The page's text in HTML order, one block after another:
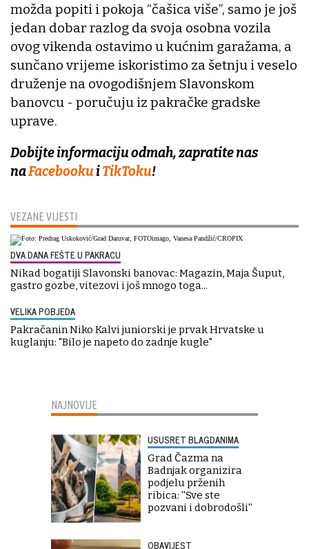
VEZANE VIJESTI
DVA DANA FEŠTE U PAKRACU
Nikad bogatiji Slavonski banovac: Magazin, Maja Šuput,
gastro gozbe, vitezovi i još mnogo toga...
VELIKA POBJEDA
Pakračanin Niko Kalvi juniorski je prvak Hrvatske u
kuglanju: "Bilo je napeto do zadnje kugle"
možda popiti i pokoja “čašica više”, samo je još
jedan dobar razlog da svoja osobna vozila
ovog vikenda ostavimo u kućnim garažama, a
sunčano vrijeme iskoristimo za šetnju i veselo
druženje na ovogodišnjem Slavonskom
banovcu - poručuju iz pakračke gradske
uprave.
Dobijte informaciju odmah, zapratite nas
naFacebookuiTikToku!
NAJNOVIJE
USUSRET BLAGDANIMA
Grad Čazma na
Badnjak organizira
podjelu prženih
ribica: ''Sve ste
pozvani i dobrodošli''
OBAVIJEST